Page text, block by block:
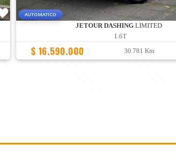
AUTOMATICO
JETOUR DASHING LIMITED
1.6T
$ 16.590.000 30.781 Km